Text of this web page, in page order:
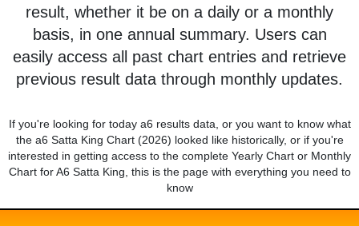
result, whether it be on a daily or a monthly
basis, in one annual summary. Users can
easily access all past chart entries and retrieve
previous result data through monthly updates.
If you're looking for today a6 results data, or you want to know what
the a6 Satta King Chart (2026) looked like historically, or if you're
interested in getting access to the complete Yearly Chart or Monthly
Chart for A6 Satta King, this is the page with everything you need to
know